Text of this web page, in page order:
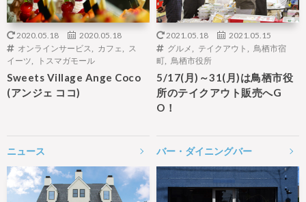
2020.05.18 2020.05.18
オンラインサービス カフェ
ス
イーツ
トスマガモール
Sweets Village Ange Coco
(アンジェ ココ)
2021.05.18 2021.05.15
グルメ テイクアウト
鳥栖市宿
町
鳥栖市役所
5/17(月)～31(月)は鳥栖市役
所のテイクアウト販売へG
O！
ニュース バー・ダイニングバー